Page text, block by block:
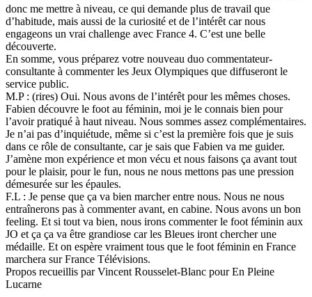
donc me mettre à niveau, ce qui demande plus de travail que
d’habitude, mais aussi de la curiosité et de l’intérêt car nous
engageons un vrai challenge avec France 4. C’est une belle
découverte.
En somme, vous préparez votre nouveau duo commentateur-
consultante à commenter les Jeux Olympiques que diffuseront le
service public.
M.P : (rires) Oui. Nous avons de l’intérêt pour les mêmes choses.
Fabien découvre le foot au féminin, moi je le connais bien pour
l’avoir pratiqué à haut niveau. Nous sommes assez complémentaires.
Je n’ai pas d’inquiétude, même si c’est la première fois que je suis
dans ce rôle de consultante, car je sais que Fabien va me guider.
J’amène mon expérience et mon vécu et nous faisons ça avant tout
pour le plaisir, pour le fun, nous ne nous mettons pas une pression
démesurée sur les épaules.
F.L : Je pense que ça va bien marcher entre nous. Nous ne nous
entraînerons pas à commenter avant, en cabine. Nous avons un bon
feeling. Et si tout va bien, nous irons commenter le foot féminin aux
JO et ça ça va être grandiose car les Bleues iront chercher une
médaille. Et on espère vraiment tous que le foot féminin en France
marchera sur France Télévisions.
Propos recueillis par Vincent Rousselet-Blanc pour En Pleine
Lucarne